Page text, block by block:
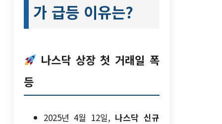
가 급등 이유는?
나스닥 상장 첫 거래일 폭
등
2025년 4월 12일, 나스닥 신규